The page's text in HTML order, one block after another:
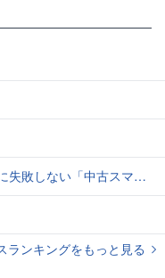
古スマホ」の売り方＆買い方
ランキングをもっと見る